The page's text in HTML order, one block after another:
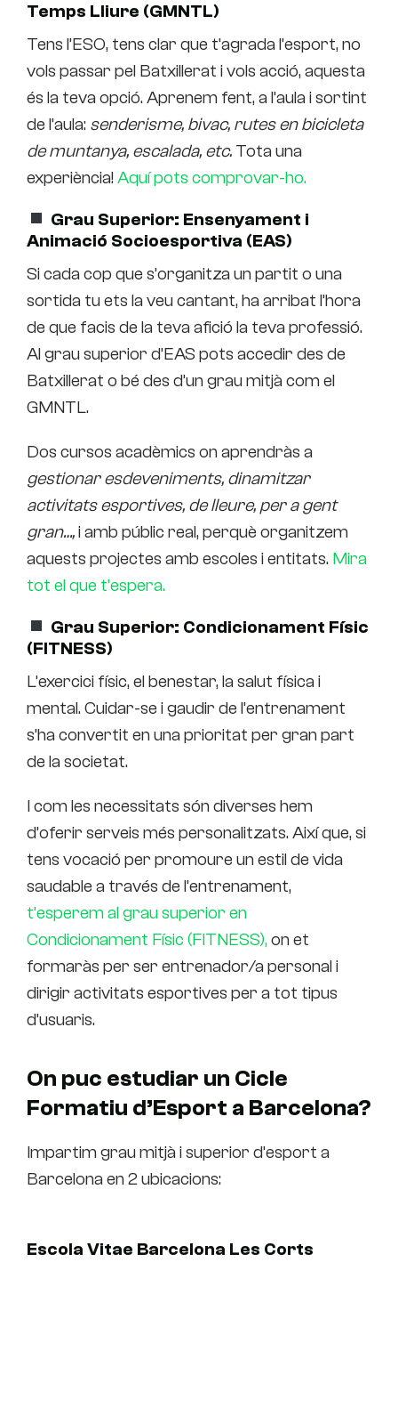
Temps Lliure (GMNTL)
Tens l’ESO, tens clar que t’agrada l’esport, no
vols passar pel Batxillerat i vols acció, aquesta
és la teva opció. Aprenem fent, a l’aula i sortint
de l’aula: senderisme, bivac, rutes en bicicleta
de muntanya, escalada, etc. Tota una
experiència!Aquí pots comprovar-ho.
Grau Superior: Ensenyament i
Animació Socioesportiva (EAS)
Si cada cop que s’organitza un partit o una
sortida tu ets la veu cantant, ha arribat l’hora
de que facis de la teva afició la teva professió.
Al grau superior d’EAS pots accedir des de
Batxillerat o bé des d’un grau mitjà com el
GMNTL.
Dos cursos acadèmics on aprendràs a
gestionar esdeveniments, dinamitzar
activitats esportives, de lleure, per a gent
gran…,i amb públic real, perquè organitzem
aquests projectes amb escoles i entitats. Mira
tot el que t’espera.
Grau Superior: Condicionament Físic
(FITNESS)
L’exercici físic, el benestar, la salut física i
mental. Cuidar-se i gaudir de l’entrenament
s’ha convertit en una prioritat per gran part
de la societat.
I com les necessitats són diverses hem
d’oferir serveis més personalitzats. Així que, si
tens vocació per promoure un estil de vida
saudable a través de l’entrenament,
t’esperem al grau superior en
Condicionament Físic (FITNESS),on et
formaràs per ser entrenador/a personal i
dirigir activitats esportives per a tot tipus
d’usuaris.
On puc estudiar un Cicle
Formatiu d’Esport a Barcelona?
Impartim grau mitjà i superior d’esport a
Barcelona en 2 ubicacions:
Escola Vitae Barcelona Les Corts